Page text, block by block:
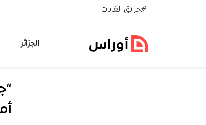
تخطي إلى المحتوى#حرائق الغابات
الجزائر